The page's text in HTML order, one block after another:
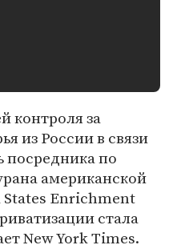
контроля за
из России в связи
посредника по
американской
States Enrichment
стала
New York Times.